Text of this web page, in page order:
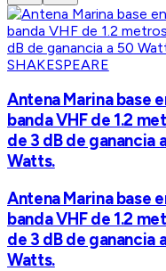
SHAKESPEARE
Antena Marina base
banda VHF de 1.2
de 3 dB de ganancia
Watts.
Antena Marina base
banda VHF de 1.2
de 3 dB de ganancia
Watts.